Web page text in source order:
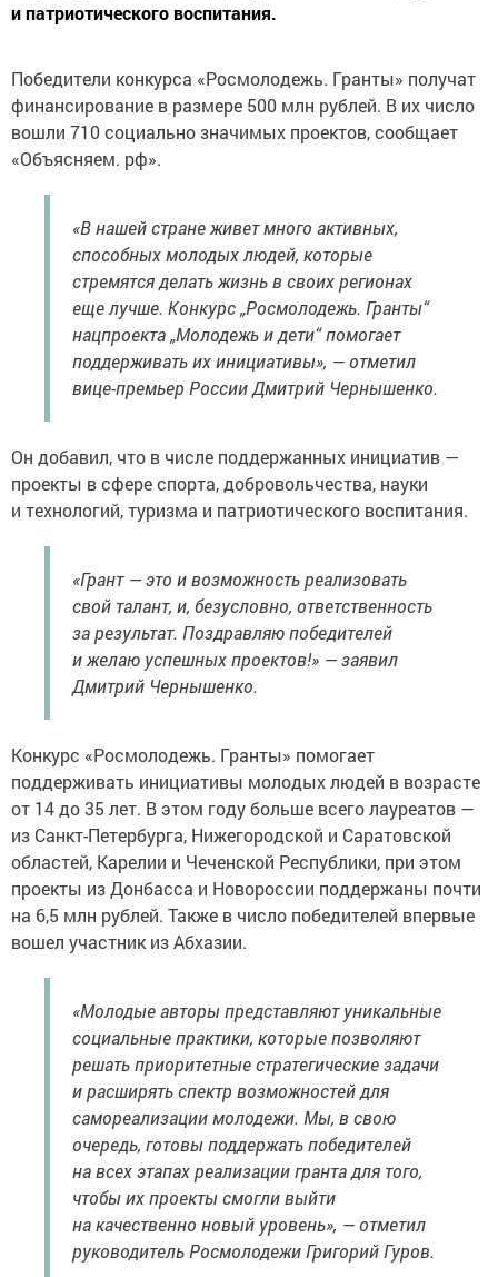
и патриотического воспитания.
Победители конкурса «Росмолодежь. Гранты» получат
финансирование в размере 500 млн рублей. В их число
вошли 710 социально значимых проектов, сообщает
«Объясняем. рф».
«В нашей стране живет много активных,
способных молодых людей, которые
стремятся делать жизнь в своих регионах
еще лучше. Конкурс „Росмолодежь. Гранты“
нацпроекта „Молодежь и дети“ помогает
поддерживать их инициативы», — отметил
вице-премьер России Дмитрий Чернышенко.
Он добавил, что в числе поддержанных инициатив —
проекты в сфере спорта, добровольчества, науки
и технологий, туризма и патриотического воспитания.
«Грант — это и возможность реализовать
свой талант, и, безусловно, ответственность
за результат. Поздравляю победителей
и желаю успешных проектов!» — заявил
Дмитрий Чернышенко.
Конкурс «Росмолодежь. Гранты» помогает
поддерживать инициативы молодых людей в возрасте
от 14 до 35 лет. В этом году больше всего лауреатов —
из Санкт-Петербурга, Нижегородской и Саратовской
областей, Карелии и Чеченской Республики, при этом
проекты из Донбасса и Новороссии поддержаны почти
на 6,5 млн рублей. Также в число победителей впервые
вошел участник из Абхазии.
«Молодые авторы представляют уникальные
социальные практики, которые позволяют
решать приоритетные стратегические задачи
и расширять спектр возможностей для
самореализации молодежи. Мы, в свою
очередь, готовы поддержать победителей
на всех этапах реализации гранта для того,
чтобы их проекты смогли выйти
на качественно новый уровень», — отметил
руководитель Росмолодежи Григорий Гуров.